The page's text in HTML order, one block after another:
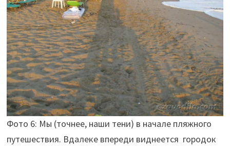
Фото 6: Мы (точнее, наши тени) в начале пляжного
путешествия. Вдалеке впереди виднеется городок